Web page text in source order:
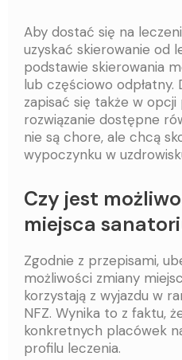
Aby dostać się na
uzyskać skierowanie od
podstawie skierowania
lub częściowo odpłatny.
zapisać się także w opcji
rozwiązanie dostępne
nie są chore, ale chcą
wypoczynku w
Czy jest
miejsca
Zgodnie z przepisami,
możliwości zmiany
korzystają z wyjazdu w
NFZ. Wynika to z faktu,
konkretnych placówek
profilu leczenia.